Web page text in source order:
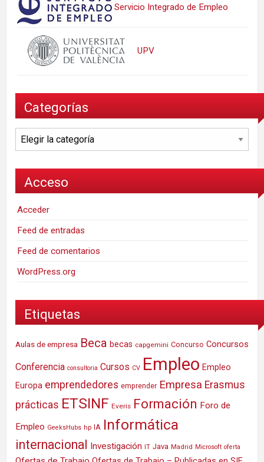
Servicio Integrado de Empleo
UPV
Categorías
Categorías
Acceso
Acceder
Feed de entradas
Feed de comentarios
WordPress.org
Etiquetas
Aulas de empresa Beca becas capgemini Concurso Concursos
Conferencia consultoria Cursos CV Empleo Empleo
Europa emprendedores emprender Empresa Erasmus
prácticas ETSINF Everis Formación Foro de
Empleo GeeksHubs hp IA Informática
internacional Investigación IT Java Madrid Microsoft oferta